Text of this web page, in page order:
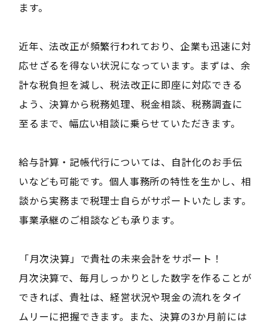
ます。
近年、法改正が頻繁行われており、企業も迅速に対
応せざるを得ない状況になっています。まずは、余
計な税負担を減し、税法改正に即座に対応できる
よう、決算から税務処理、税金相談、税務調査に
至るまで、幅広い相談に乗らせていただきます。
給与計算・記帳代行については、自計化のお手伝
いなども可能です。個人事務所の特性を生かし、相
談から実務まで税理士自らがサポートいたします。
事業承継のご相談なども承ります。
――「月次決算」で貴社の未来会計をサポート！――
月次決算で、毎月しっかりとした数字を作ることが
できれば、貴社は、経営状況や現金の流れをタイ
ムリーに把握できます。また、決算の3か月前には